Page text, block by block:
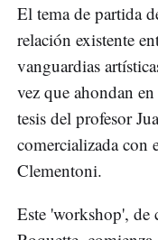
El tema de partida
relación existente
vanguardias
vez que ahondan en
tesis del profesor
comercializada con
Clementoni.
Este 'workshop', de